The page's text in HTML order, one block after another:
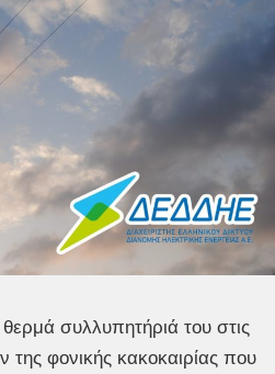
συλλυπητήριά του στις
της φονικής κακοκαιρίας που